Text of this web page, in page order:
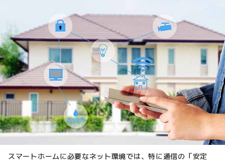
スマートホームに必要なネット環境では、特に通信の「安定